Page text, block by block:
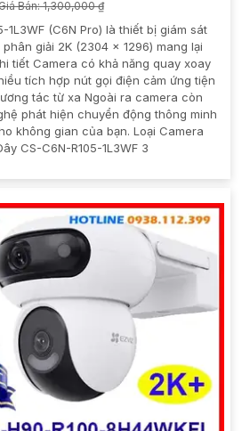
Bán: 1,300,000 ₫
1L3WF (C6N Pro) là thiết bị giám sát
giải 2K (2304 × 1296) mang lại
tiết Camera có khả năng quay xoay
tích hợp nút gọi điện cảm ứng tiện
tác từ xa Ngoài ra camera còn
phát hiện chuyển động thông minh
không gian của bạn. Loại Camera
CS-C6N-R105-1L3WF 3